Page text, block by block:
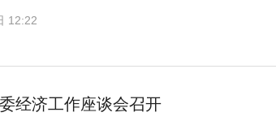
12:22
经济工作座谈会召开